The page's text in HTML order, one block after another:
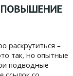
раскрутиться –
так, но опытные
подводные